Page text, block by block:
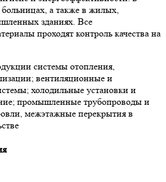
больницах, а также в жилых,
зданиях. Все
проходят контроль качества на
системы отопления,
вентиляционные и
холодильные установки и
промышленные трубопроводы и
межэтажные перекрытия в